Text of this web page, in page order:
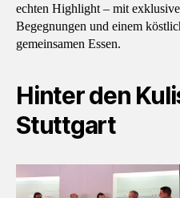
echten Highlight – mit
Begegnungen und einem
gemeinsamen Essen.
Hinter den
Stuttgart